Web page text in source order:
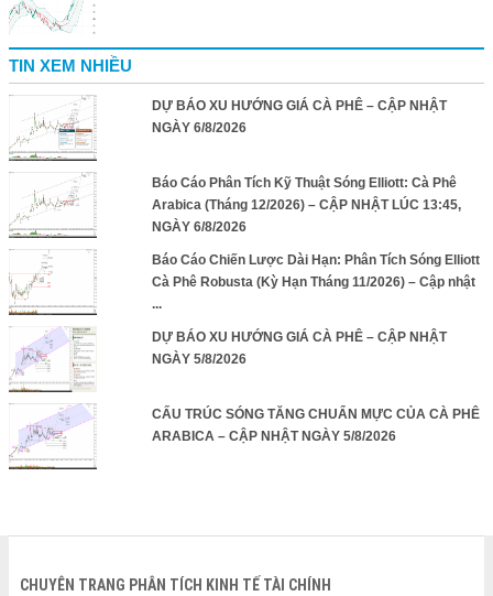
TIN XEM NHIỀU
DỰ BÁO XU HƯỚNG GIÁ CÀ PHÊ – CẬP NHẬT
NGÀY 6/8/2026
Báo Cáo Phân Tích Kỹ Thuật Sóng Elliott: Cà Phê
Arabica (Tháng 12/2026) – CẬP NHẬT LÚC 13:45,
NGÀY 6/8/2026
Báo Cáo Chiến Lược Dài Hạn: Phân Tích Sóng Elliott
Cà Phê Robusta (Kỳ Hạn Tháng 11/2026) – Cập nhật
...
DỰ BÁO XU HƯỚNG GIÁ CÀ PHÊ – CẬP NHẬT
NGÀY 5/8/2026
CẤU TRÚC SÓNG TĂNG CHUẨN MỰC CỦA CÀ PHÊ
ARABICA – CẬP NHẬT NGÀY 5/8/2026
CHUYÊN TRANG PHÂN TÍCH KINH TẾ TÀI CHÍNH